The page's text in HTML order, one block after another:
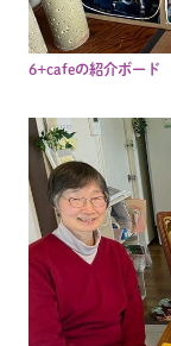
6+cafeの紹介ボード